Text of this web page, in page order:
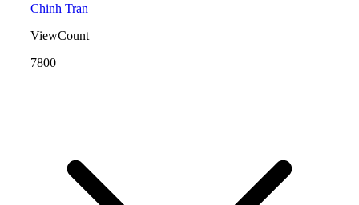
Chinh Tran
ViewCount
7800